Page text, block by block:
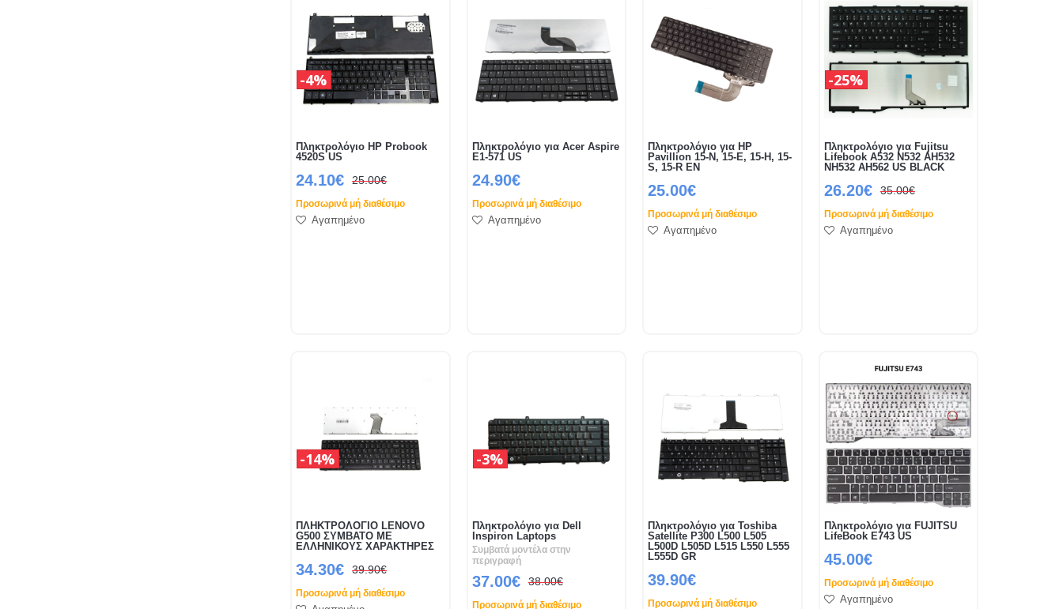
Πληκτρολόγιο HP Probook
4520S US
24.10€ 25.00€
4%
Προσωρινά μή διαθέσιμο
Αγαπημένο
Πληκτρολόγιο για Acer Aspire
E1-571 US
24.90€
Προσωρινά μή διαθέσιμο
Αγαπημένο
Πληκτρολόγιο για HP
Pavillion 15-N, 15-E, 15-H, 15-
S, 15-R EN
25.00€
Προσωρινά μή διαθέσιμο
Αγαπημένο
Πληκτρολόγιο για Fujitsu
Lifebook A532 N532 AH532
NH532 AH562 US BLACK
26.20€ 35.00€
25%
Προσωρινά μή διαθέσιμο
Αγαπημένο
ΠΛΗΚΤΡΟΛΟΓΙΟ LENOVO
G500 ΣΥΜΒΑΤΟ ΜΕ
ΕΛΛΗΝΙΚΟΥΣ ΧΑΡΑΚΤΗΡΕΣ
34.30€ 39.90€
14%
Προσωρινά μή διαθέσιμο
Πληκτρολόγιο για Dell
Inspiron Laptops
Συμβατά μοντέλα στην
περιγραφή
37.00€ 38.00€
3%
Προσωρινά μή διαθέσιμο
Πληκτρολόγιο για Toshiba
Satellite P300 L500 L505
L500D L505D L515 L550 L555
L555D GR
39.90€
Προσωρινά μή διαθέσιμο
Πληκτρολόγιο για FUJITSU
LifeBook E743 US
45.00€
Προσωρινά μή διαθέσιμο
Αγαπημένο